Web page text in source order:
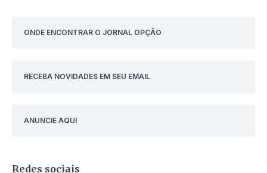
ONDE ENCONTRAR O JORNAL OPÇÃO
RECEBA NOVIDADES EM SEU EMAIL
ANUNCIE AQUI
Redes sociais